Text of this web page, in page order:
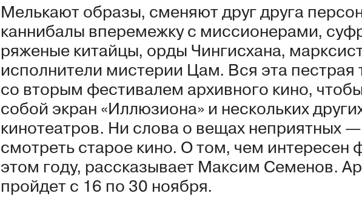
Мелькают образы, сменяют друг друга
каннибалы вперемежку с миссионерами,
ряженые китайцы, орды Чингисхана,
исполнители мистерии Цам. Вся эта пестрая
со вторым фестивалем архивного кино,
собой экран «Иллюзиона» и нескольких
кинотеатров. Ни слова о вещах неприятных
смотреть старое кино. О том, чем интересен
этом году, рассказывает Максим Семенов.
пройдет с 16 по 30 ноября.